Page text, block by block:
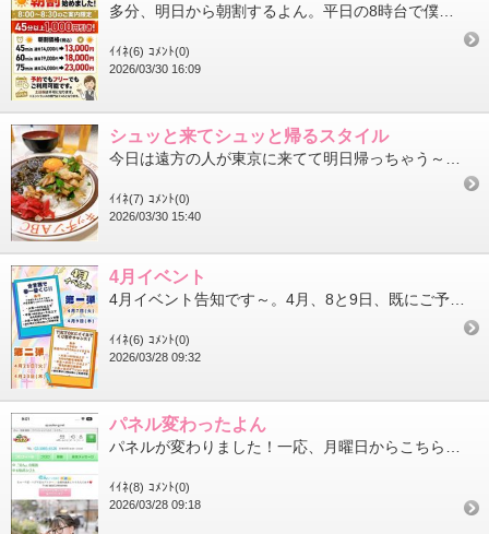
ｲｲﾈ(6) ｺﾒﾝﾄ(0)
2026/03/30 16:09
シュッと来てシュッと帰るスタイル
ｲｲﾈ(7) ｺﾒﾝﾄ(0)
2026/03/30 15:40
4月イベント
ｲｲﾈ(6) ｺﾒﾝﾄ(0)
2026/03/28 09:32
パネル変わったよん
ｲｲﾈ(8) ｺﾒﾝﾄ(0)
2026/03/28 09:18